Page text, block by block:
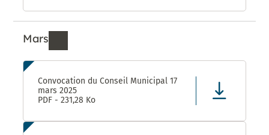
Mars
Ressources de Mars 2025
Convocation du Conseil Municipal 17
mars 2025
PDF - 231,28 Ko